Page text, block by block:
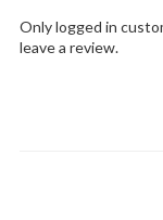
Only logged in
leave a review.